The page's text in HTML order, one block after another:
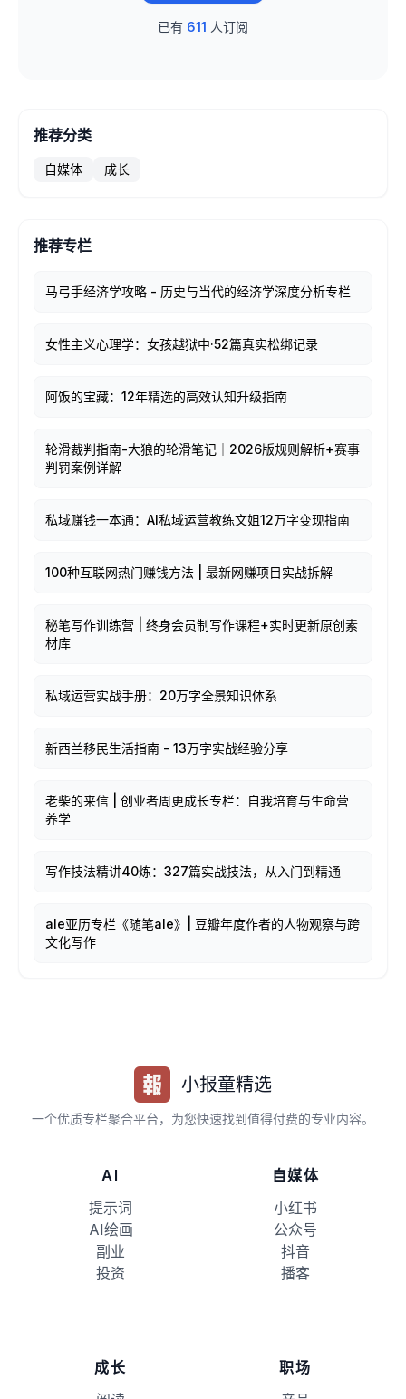
已有 611 人订阅
推荐分类
自媒体 成长
推荐专栏
马弓手经济学攻略 - 历史与当代的经济学深度分析专栏
女性主义心理学：女孩越狱中·52篇真实松绑记录
阿饭的宝藏：12年精选的高效认知升级指南
轮滑裁判指南-大狼的轮滑笔记｜2026版规则解析+赛事
判罚案例详解
私域赚钱一本通：AI私域运营教练文姐12万字变现指南
100种互联网热门赚钱方法 | 最新网赚项目实战拆解
秘笔写作训练营 | 终身会员制写作课程+实时更新原创素
材库
私域运营实战手册：20万字全景知识体系
新西兰移民生活指南 - 13万字实战经验分享
老柴的来信 | 创业者周更成长专栏：自我培育与生命营
养学
写作技法精讲40炼：327篇实战技法，从入门到精通
ale亚历专栏《随笔ale》| 豆瓣年度作者的人物观察与跨
文化写作
小报童精选
一个优质专栏聚合平台，为您快速找到值得付费的专业内容。
AI
提示词
AI绘画
副业
投资
自媒体
小红书
公众号
抖音
播客
成长
职场